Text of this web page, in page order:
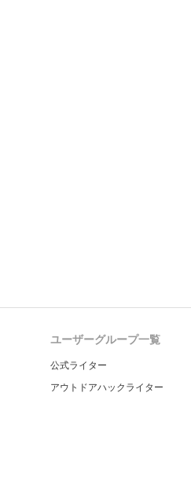
ユーザーグループ一覧
公式ライター
アウトドアハックライター